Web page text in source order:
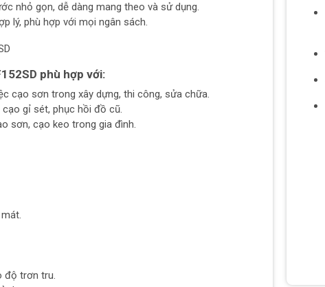
nhỏ gọn, dễ dàng mang theo và sử dụng.
lý, phù hợp với mọi ngân sách.
phù hợp với:
cạo sơn trong xây dựng, thi công, sửa chữa.
gỉ sét, phục hồi đồ cũ.
sơn, cạo keo trong gia đình.
độ trơn tru.